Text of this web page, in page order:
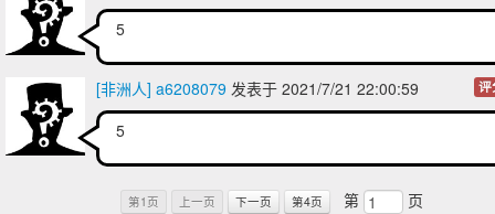
5
[非洲人] a6208079 发表于 2021/7/21 22:00:59 评
5
第1页 上一页 下一页 第4页 第 页